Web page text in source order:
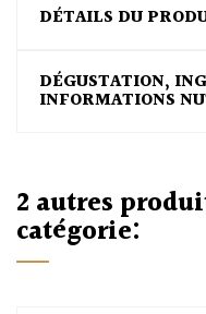
DÉTAILS DU
DÉGUSTATION,
INFORMATIONS
2 autres
catégorie: